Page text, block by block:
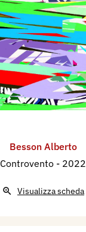
Besson Alberto
Controvento - 2022
Visualizza scheda